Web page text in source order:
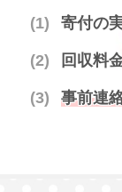
寄付の
回収料
事前連